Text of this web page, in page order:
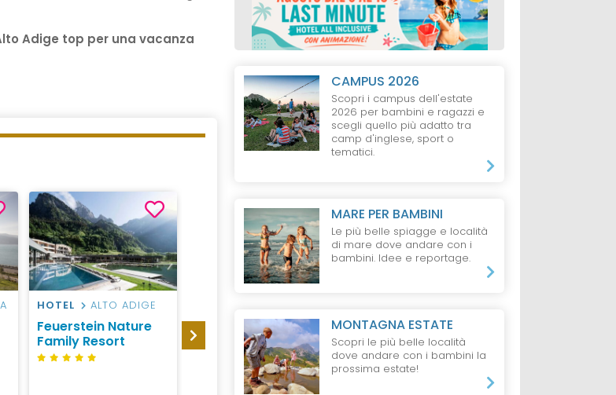
Adige top per una vacanza
HOTEL ALTO ADIGE
Feuerstein Nature
Family Resort
Family Hotel
Biancaneve
S
Hotel Masl
S
CAMPUS 2026
Scopri i campus dell'estate
2026 per bambini e ragazzi e
scegli quello più adatto tra
camp d'inglese, sport o
tematici.
MARE PER BAMBINI
Le più belle spiagge e località
di mare dove andare con i
bambini. Idee e reportage.
MONTAGNA ESTATE
Scopri le più belle località
dove andare con i bambini la
prossima estate!